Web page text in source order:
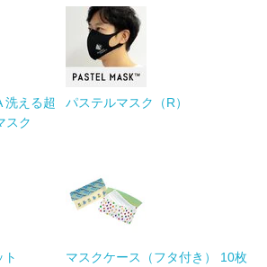
洗える超
スク
パステルマスク（R）
マスクケース（フタ付き） 10枚